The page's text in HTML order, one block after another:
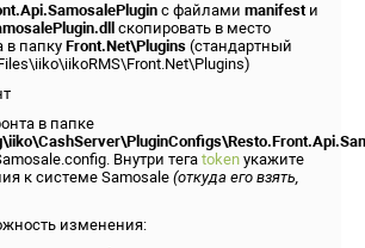
с файлами manifestи
скопировать в место
в папку Front.Net\Plugins (стандартный
в папке
Внутри тега token укажите
к системе Samosale(откуда его взять,
изменения: